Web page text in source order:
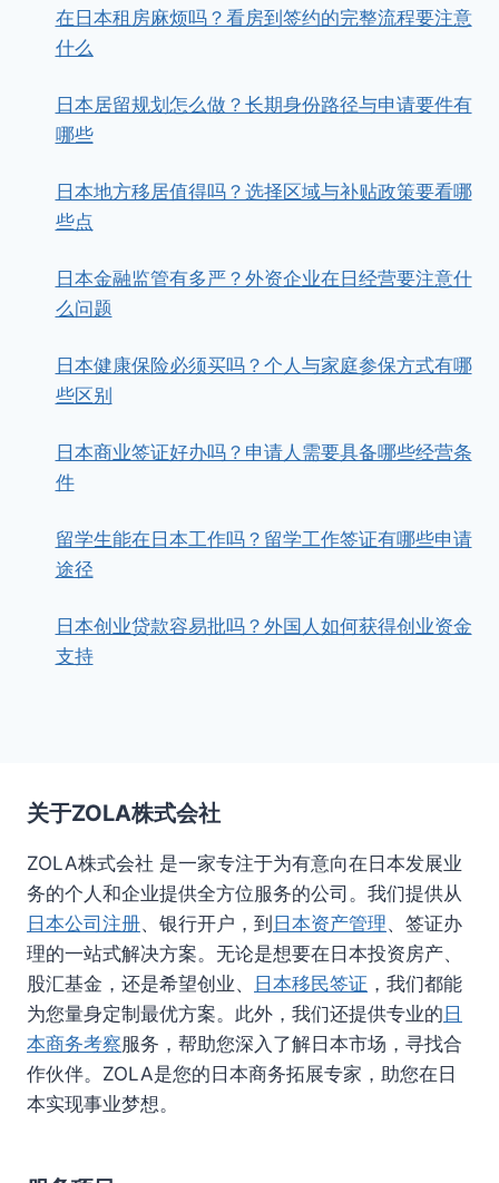
在日本租房麻烦吗？看房到签约的完整流程要注意
什么
日本居留规划怎么做？长期身份路径与申请要件有
哪些
日本地方移居值得吗？选择区域与补贴政策要看哪
些点
日本金融监管有多严？外资企业在日经营要注意什
么问题
日本健康保险必须买吗？个人与家庭参保方式有哪
些区别
日本商业签证好办吗？申请人需要具备哪些经营条
件
留学生能在日本工作吗？留学工作签证有哪些申请
途径
日本创业贷款容易批吗？外国人如何获得创业资金
支持
关于ZOLA株式会社
ZOLA株式会社 是一家专注于为有意向在日本发展业
务的个人和企业提供全方位服务的公司。我们提供从
日本公司注册、银行开户，到日本资产管理、签证办
理的一站式解决方案。无论是想要在日本投资房产、
股汇基金，还是希望创业、 日本移民签证 ，我们都能
为您量身定制最优方案。此外，我们还提供专业的日
本商务考察服务，帮助您深入了解日本市场，寻找合
作伙伴。ZOLA是您的日本商务拓展专家，助您在日
本实现事业梦想。